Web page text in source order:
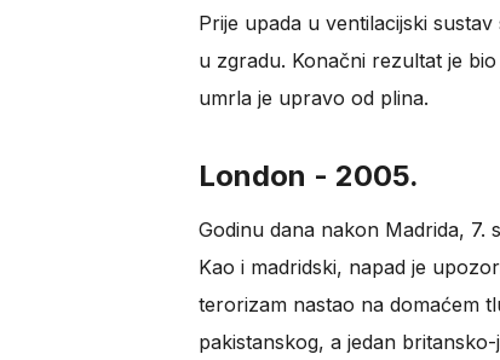
Prije upada u ventilacijski
u zgradu. Konačni rezultat je
umrla je upravo od plina.
London - 2005.
Godinu dana nakon Madrida, 7.
Kao i madridski, napad je
terorizam nastao na domaćem
pakistanskog, a jedan